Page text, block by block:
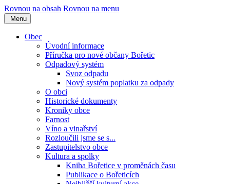
Rovnou na obsah Rovnou na menu
Menu
Obec
Úvodní informace
Příručka pro nové občany Bořetic
Odpadový systém
Svoz odpadu
Nový systém poplatku za odpady
O obci
Historické dokumenty
Kroniky obce
Farnost
Víno a vinařství
Rozloučili jsme se s...
Zastupitelstvo obce
Kultura a spolky
Kniha Bořetice v proměnách času
Publikace o Bořeticích